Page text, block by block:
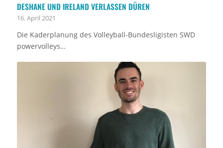
DESHANE UND IRELAND VERLASSEN DÜREN
16. April 2021
Die Kaderplanung des Volleyball-Bundesligisten SWD
powervolleys…